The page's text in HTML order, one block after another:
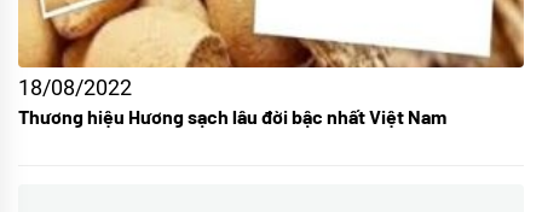
18/08/2022
Thương hiệu Hương sạch lâu đời bậc nhất Việt Nam